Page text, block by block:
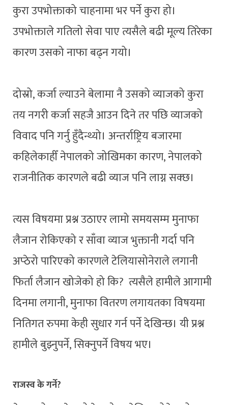
कुरा उपभोक्ताको चाहनामा भर पर्ने कुरा हो।
उपभोक्ताले गतिलो सेवा पाए त्यसैले बढी मूल्य तिरेका
कारण उसको नाफा बढ्न गयो।
दोस्रो, कर्जा ल्याउने बेलामा नै उसको व्याजको कुरा
तय नगरी कर्जा सहजै आउन दिने तर पछि व्याजको
विवाद पनि गर्नु हुँदैन्थ्यो। अन्तर्राष्ट्रिय बजारमा
कहिलेकाहीँ नेपालको जोखिमका कारण, नेपालको
राजनीतिक कारणले बढी व्याज पनि लाग्न सक्छ।
त्यस विषयमा प्रश्न उठाएर लामो समयसम्म मुनाफा
लैजान रोकिएको र साँवा व्याज भुक्तानी गर्दा पनि
अप्ठेरो पारिएको कारणले टेलियासोनेराले लगानी
फिर्ता लैजान खोजेको हो कि? त्यसैले हामीले आगामी
दिनमा लगानी, मुनाफा वितरण लगायतका विषयमा
नितिगत रुपमा केही सुधार गर्न पर्ने देखिन्छ। यी प्रश्न
हामीले बुझ्नुपर्ने, सिक्नुपर्ने विषय भए।
राजस्व के गर्ने?